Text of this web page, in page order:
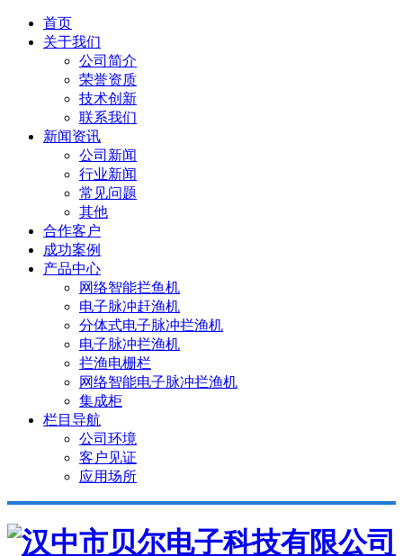
首页
关于我们
公司简介
荣誉资质
技术创新
联系我们
新闻资讯
公司新闻
行业新闻
常见问题
其他
合作客户
成功案例
产品中心
网络智能拦鱼机
电子脉冲赶渔机
分体式电子脉冲拦渔机
电子脉冲拦渔机
拦渔电栅栏
网络智能电子脉冲拦渔机
集成柜
栏目导航
公司环境
客户见证
应用场所